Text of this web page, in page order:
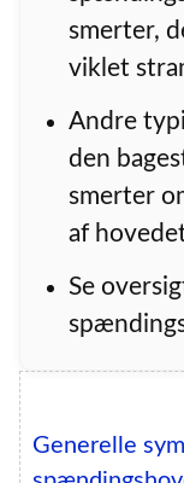
smerter,
viklet
Andre
den
smerter
af
Se
Generelle